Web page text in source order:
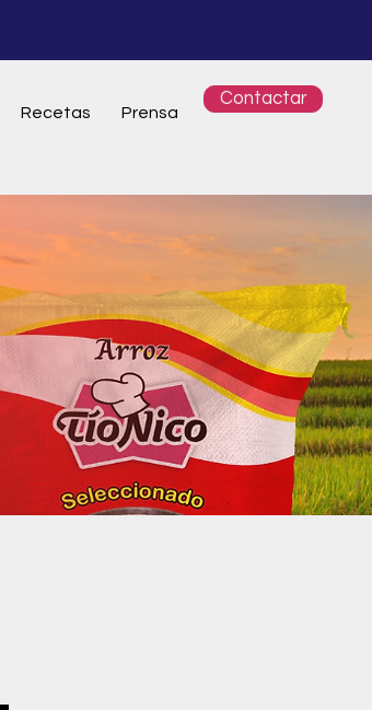
Recetas Prensa
Contactar